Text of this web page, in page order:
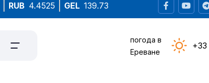
RUB 4.4525 GEL 139.73
погода в
Ереване
+33